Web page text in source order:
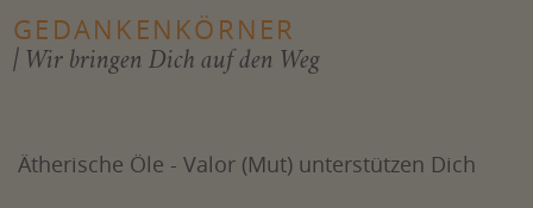
GEDANKENKÖRNER
| Wir bringen Dich auf den Weg
Ätherische Öle - Valor (Mut) unterstützen Dich